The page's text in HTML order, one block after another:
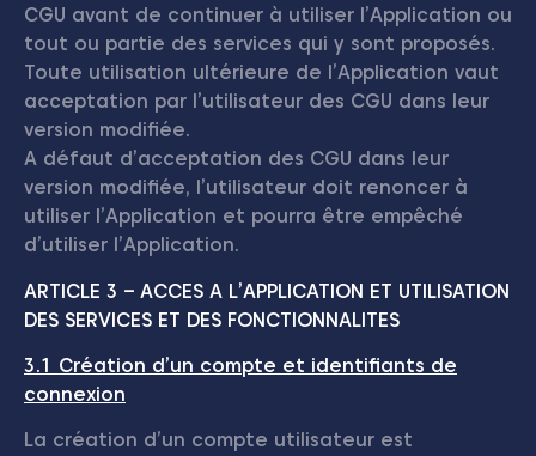
CGU avant de continuer à utiliser l’Application ou
tout ou partie des services qui y sont proposés.
Toute utilisation ultérieure de l’Application vaut
acceptation par l’utilisateur des CGU dans leur
version modifiée.
A défaut d’acceptation des CGU dans leur
version modifiée, l’utilisateur doit renoncer à
utiliser l’Application et pourra être empêché
d’utiliser l’Application.
ARTICLE 3 – ACCES A L’APPLICATION ET UTILISATION
DES SERVICES ET DES FONCTIONNALITES
3.1 Création d’un compte et identifiants de
connexion
La création d’un compte utilisateur est